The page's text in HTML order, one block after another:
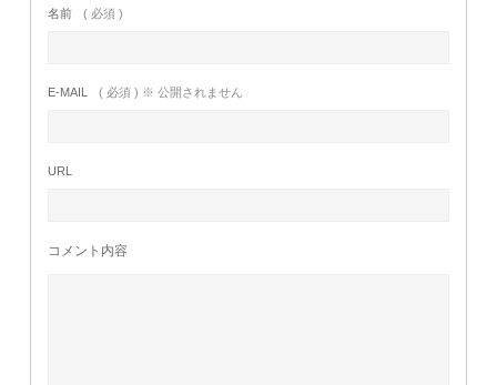
名前 ( 必須 )
E-MAIL ( 必須 ) ※ 公開されません
URL
コメント内容